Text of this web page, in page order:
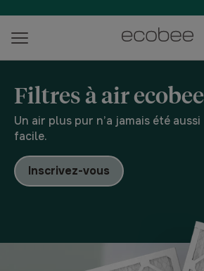
Filtres à air ecobee
Un air plus pur n’a jamais été aussi
facile.
Inscrivez-vous